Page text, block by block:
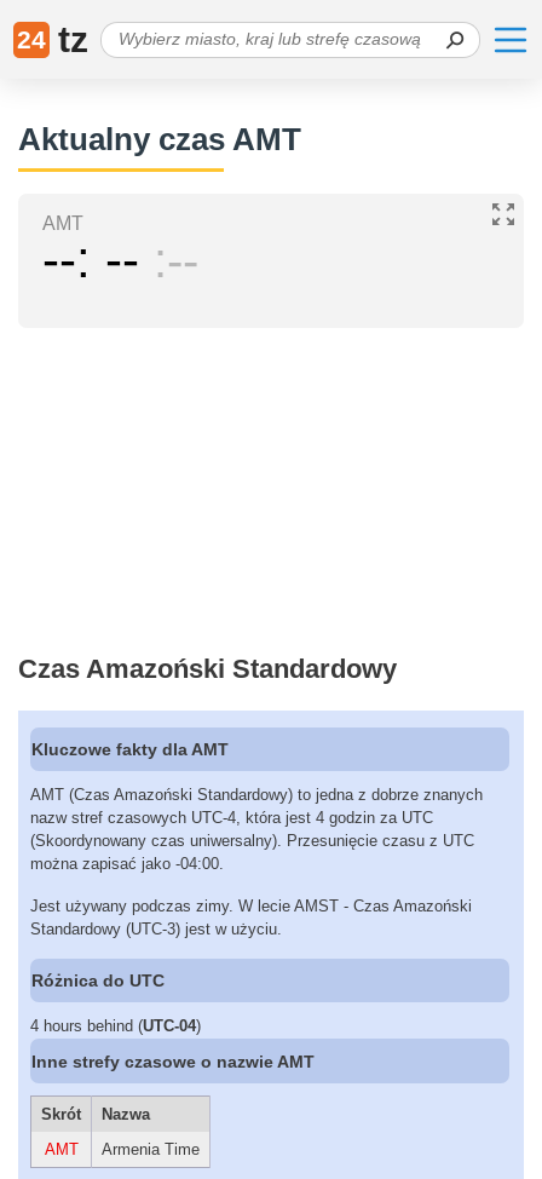
24 tz
Aktualny czas AMT
AMT
-- -- --
Czas Amazoński Standardowy
Kluczowe fakty dla AMT
AMT (Czas Amazoński Standardowy) to jedna z dobrze znanych
nazw stref czasowych UTC-4, która jest 4 godzin za UTC
(Skoordynowany czas uniwersalny). Przesunięcie czasu z UTC
można zapisać jako -04:00.
Jest używany podczas zimy. W lecie AMST - Czas Amazoński
Standardowy (UTC-3) jest w użyciu.
Różnica do UTC
4 hours behind (UTC-04)
Inne strefy czasowe o nazwie AMT
Skrót
Nazwa
AMT
Armenia Time